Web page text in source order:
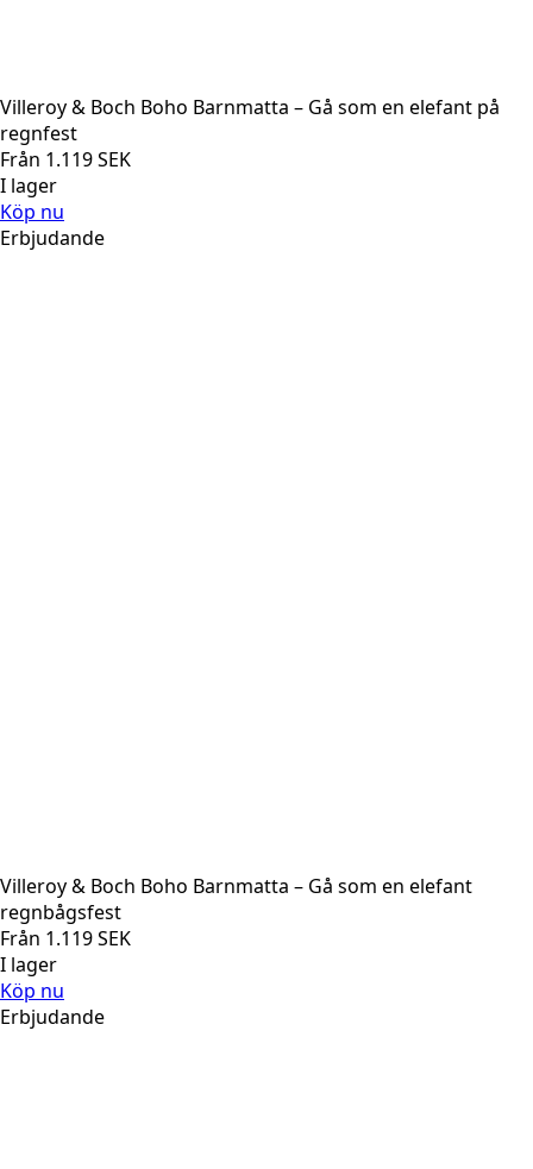
Villeroy & Boch Boho Barnmatta – Gå som en elefant på
regnfest
Från 1.119SEK
I lager
Köp nu
Erbjudande
Villeroy & Boch Boho Barnmatta – Gå som en elefant
regnbågsfest
Från 1.119SEK
I lager
Köp nu
Erbjudande